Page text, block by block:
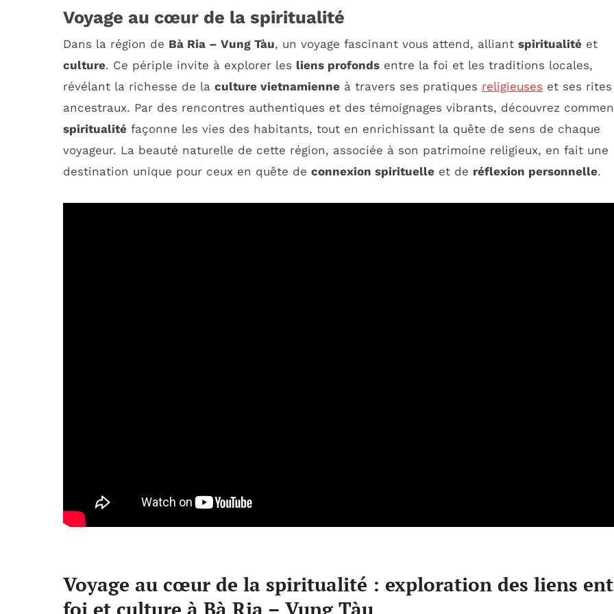
Voyage au cœur de la spiritualité
Dans la région de Bà Ria – Vung Tàu, un voyage fascinant vous attend, alliant spiritualité et
culture. Ce périple invite à explorer les liens profonds entre la foi et les traditions locales,
révélant la richesse de la culture vietnamienne à travers ses pratiques religieuses et ses rites
ancestraux. Par des rencontres authentiques et des témoignages vibrants, découvrez
spiritualité façonne les vies des habitants, tout en enrichissant la quête de sens de chaque
voyageur. La beauté naturelle de cette région, associée à son patrimoine religieux, en fait une
destination unique pour ceux en quête de connexion spirituelle et de réflexion personnelle.
Voyage au cœur de la spiritualité : exploration des liens